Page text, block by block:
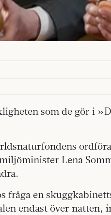
som de gör i
Lena
fråga en
endast över natten,